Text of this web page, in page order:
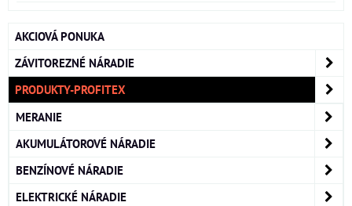
AKCIOVÁ PONUKA
ZÁVITOREZNÉ NÁRADIE
PRODUKTY-PROFITEX
MERANIE
AKUMULÁTOROVÉ NÁRADIE
BENZÍNOVÉ NÁRADIE
ELEKTRICKÉ NÁRADIE